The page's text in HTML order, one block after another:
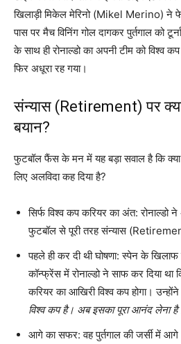
खिलाड़ी मिकेल मेरिनो (Mikel Merino) ने
पास पर मैच विनिंग गोल दागकर पुर्तगाल को
के साथ ही रोनाल्डो का अपनी टीम को विश्व
फिर अधूरा रह गया।
संन्यास (Retirement) पर क्या
बयान?
फुटबॉल फैंस के मन में यह बड़ा सवाल है कि
लिए अलविदा कह दिया है?
सिर्फ विश्व कप करियर का अंत: रोनाल्डो
फुटबॉल से पूरी तरह संन्यास
पहले ही कर दी थी घोषणा: स्पेन के
कॉन्फ्रेंस में रोनाल्डो ने साफ कर दिया
करियर का आखिरी विश्व कप होगा।
विश्व कप है। अब इसका पूरा आनंद लेना
आगे का सफर: वह पुर्तगाल की जर्सी में आगे